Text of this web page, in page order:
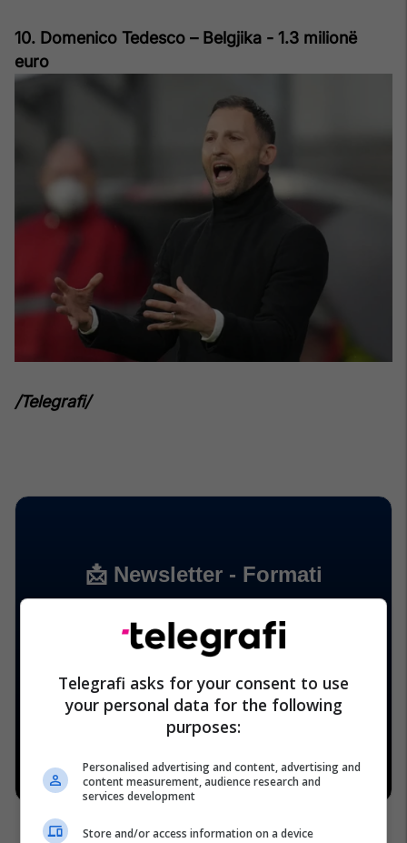
10. Domenico Tedesco – Belgjika - 1.3 milionë
euro
/Telegrafi/
Telegrafi asks for your consent to use
your personal data for the following
purposes:
Personalised advertising and content, advertising and
content measurement, audience research and
services development
Store and/or access information on a device